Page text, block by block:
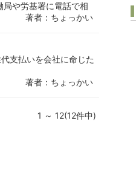
や労基署に電話で相
著者：ちょっかい
支払いを会社に命じた
著者：ちょっかい
1 ～ 12(12件中)